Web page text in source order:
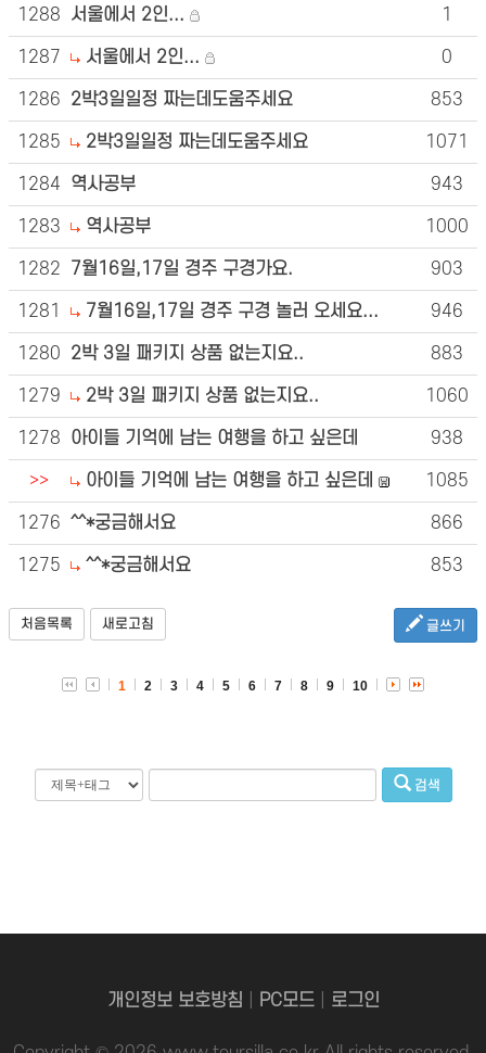
1288 서울에서 2인... 1
1287 서울에서 2인... 0
1286 2박3일일정 짜는데도움주세요 853
1285 2박3일일정 짜는데도움주세요 1071
1284 역사공부 943
1283 역사공부 1000
1282 7월16일,17일 경주 구경가요. 903
1281 7월16일,17일 경주 구경 놀러 오세요... 946
1280 2박 3일 패키지 상품 없는지요.. 883
1279 2박 3일 패키지 상품 없는지요.. 1060
1278 아이들 기억에 남는 여행을 하고 싶은데 938
>> 아이들 기억에 남는 여행을 하고 싶은데 1085
1276 ^^*궁금해서요 866
1275 ^^*궁금해서요 853
처음목록 새로고침 글쓰기
1 2 3 4 5 6 7 8 9 10
검색
개인정보 보호방침 PC모드| 로그인